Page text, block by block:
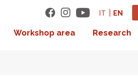
IT EN
Workshop area Research